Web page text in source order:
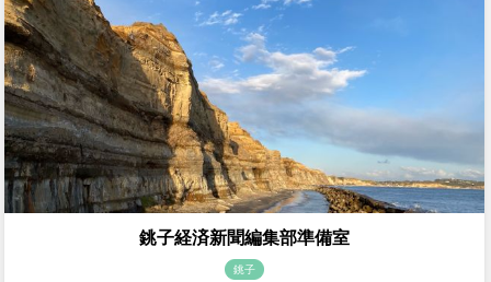
銚子経済新聞編集部準備室
銚子